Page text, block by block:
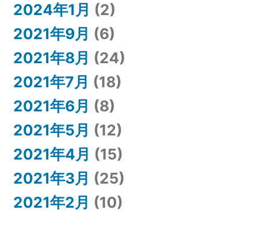
2024年1月 (2)
2021年9月 (6)
2021年8月 (24)
2021年7月 (18)
2021年6月 (8)
2021年5月 (12)
2021年4月 (15)
2021年3月 (25)
2021年2月 (10)